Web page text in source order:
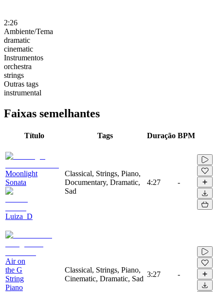
2:26
Ambiente/Tema
dramatic
cinematic
Instrumentos
orchestra
strings
Outras tags
instrumental
Faixas semelhantes
Título Tags Duração BPM
Moonlight
Sonata
Luiza_D
Classical, Strings, Piano,
Documentary, Dramatic,
Sad
4:27 -
Air on
the G
String
Piano
Classical, Strings, Piano,
Cinematic, Dramatic, Sad
3:27 -